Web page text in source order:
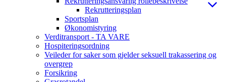
Rekrutteringsplan
Sportsplan
Økonomistyring
Verditransport - TA VARE
Hospiteringsordning
Veileder for saker som gjelder seksuell trakassering og
overgrep
Forsikring